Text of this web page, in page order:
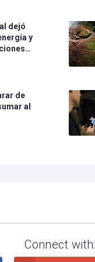
dejó
y
de
al
Connect with: